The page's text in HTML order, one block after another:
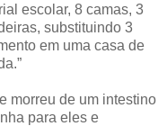
escolar, 8 camas, 3
substituindo 3
em uma casa de
morreu de um intestino
para eles e